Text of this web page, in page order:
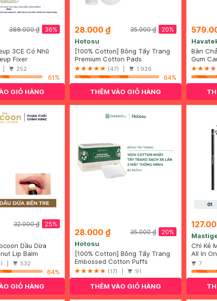
36%
388.000 ₫
3CE Có Nhũ
Căng Bóng
Fixer
| 252
61%
GIỎ HÀNG
28.000 ₫ 20%
35.000 ₫
Hotosu
[100% Cotton] Bông Tẩy Trang
Hotosu Cao Cấp 150 Miếng
Premium Cotton Pads
(47) | 1.926
64%
THÊM VÀO GIỎ HÀNG
Bàn
Chấn
Gum
25%
32.000 ₫
Dầu Dừa
Lip Balm
| 532
64%
GIỎ HÀNG
28.000 ₫ 20%
35.000 ₫
Hotosu
[100% Cotton] Bông Tẩy Trang
Hotosu Hộp 80 Miếng
Embossed Cotton Puffs
(17) | 91
THÊM VÀO GIỎ HÀNG
Chì Kẻ
Kháng
All In
Brown
7